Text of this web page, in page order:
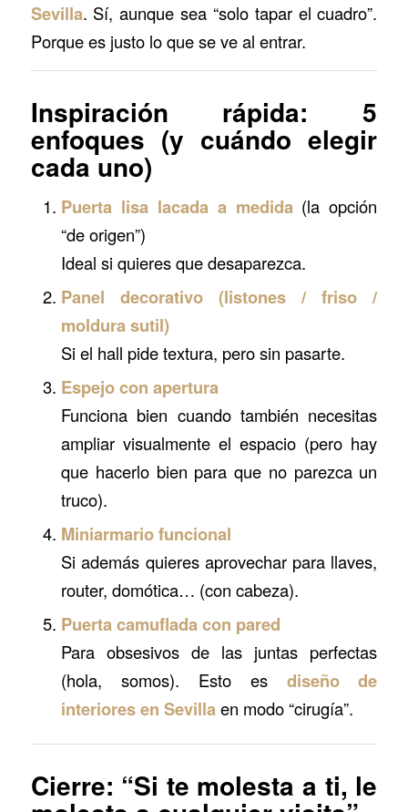
Sevilla. Sí, aunque sea “solo tapar el cuadro”.
Porque es justo lo que se ve al entrar.
Inspiración rápida: 5
enfoques (y cuándo elegir
cada uno)
Puerta lisa lacada a medida (la opción
“de origen”)
Ideal si quieres que desaparezca.
Panel decorativo (listones / friso /
moldura sutil)
Si el hall pide textura, pero sin pasarte.
Espejo con apertura
Funciona bien cuando también necesitas
ampliar visualmente el espacio (pero hay
que hacerlo bien para que no parezca un
truco).
Miniarmario funcional
Si además quieres aprovechar para llaves,
router, domótica… (con cabeza).
Puerta camuflada con pared
Para obsesivos de las juntas perfectas
(hola, somos). Esto es diseño de
interiores en Sevillaen modo “cirugía”.
Cierre: “Si te molesta a ti, le